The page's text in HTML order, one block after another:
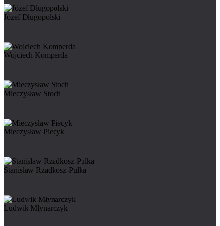
Józef Długopolski
Wojciech Komperda
Mieczysław Stoch
Mieczysław Piecyk
Stanisław Rzadkosz-Pulka
Ludwik Młynarczyk